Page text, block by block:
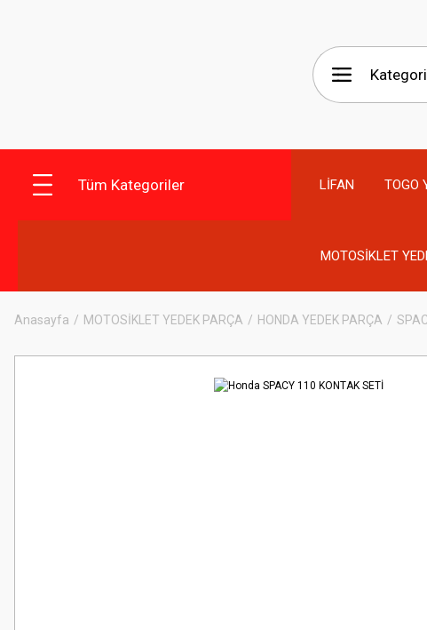
Tüm Kategoriler LİFAN TOGO
MOTOSİKLET
Anasayfa MOTOSİKLET YEDEK PARÇA HONDA YEDEK PARÇA